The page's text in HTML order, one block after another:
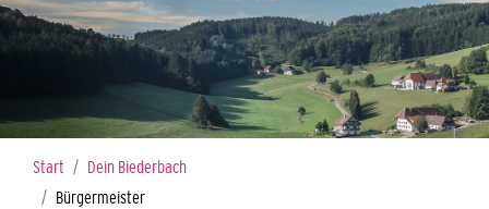
Start
Dein Biederbach
Bürgermeister